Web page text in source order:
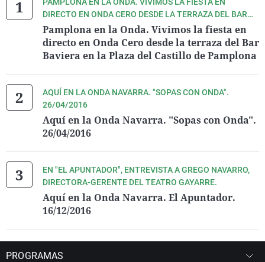
DIRECTO EN ONDA CERO DESDE LA TERRAZA DEL BAR
BAVIERA EN LA PLAZA DEL CASTILLO DE PAMPLONA
Pamplona en la Onda. Vivimos la fiesta en
directo en Onda Cero desde la terraza del Bar
Baviera en la Plaza del Castillo de Pamplona
AQUÍ EN LA ONDA NAVARRA. "SOPAS CON ONDA".
26/04/2016
Aquí en la Onda Navarra. "Sopas con Onda".
26/04/2016
EN "EL APUNTADOR", ENTREVISTA A GREGO NAVARRO,
DIRECTORA-GERENTE DEL TEATRO GAYARRE.
Aquí en la Onda Navarra. El Apuntador.
16/12/2016
PROGRAMAS